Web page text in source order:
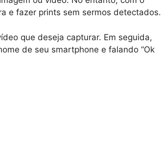
e fazer prints sem sermos detectados.
que deseja capturar. Em seguida,
de seu smartphone e falando “Ok